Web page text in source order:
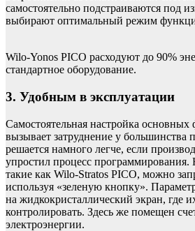
самостоятельно подстраиваются под
выбирают оптимальный режим
Wilo-Yonos PICO расходуют до 90%
стандартное оборудование.
3. Удобным в эксплуатации
Самостоятельная настройка основных
вызывает затруднение у большинства
решается намного легче, если
упростил процесс программирования.
такие как Wilo-Stratos PICO, можно
используя «зеленую кнопку».
на жидкокристаллический экран, где
контролировать. Здесь же помещен
электроэнергии.